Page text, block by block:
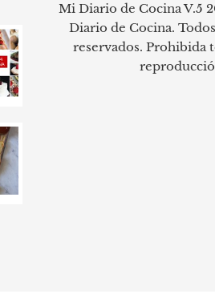
Mi Diario de Cocina V.5
Diario de Cocina.
reservados. Prohibida